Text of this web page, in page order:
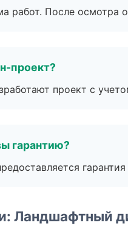
работ. После осмотра
проект?
проект с
гарантию?
Ландшафтный